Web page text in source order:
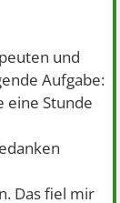
und
Aufgabe:
eine Stunde
Das fiel mir